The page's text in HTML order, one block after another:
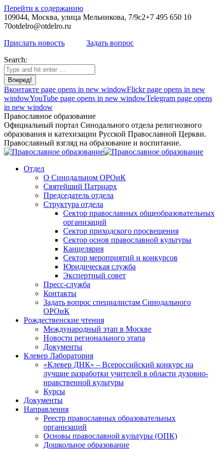
Перейти к содержанию
109044, Москва, улица Мельникова, 7/9с2+7 495 650 10
70otdelro@otdelro.ru
Прислать новость
Задать вопрос
Search:
Вконтакте page opens in new windowFlickr page opens in new
windowYouTube page opens in new windowTelegram page opens
in new window
Православное образование
Официальный портал Синодального отдела религиозного
образования и катехизации Русской Православной Церкви.
Православный взгляд на образование и воспитание.
Отдел
О Синодальном ОРОиК
Святейший Патриарх
Председатель отдела
Структура отдела
Сектор православных общеобразовательных
организаций
Сектор приходского просвещения
Сектор основ православной культуры
Канцелярия
Сектор мероприятий и конкурсов
Юридическая служба
Экспертный совет
Пресс-служба
Контакты
Задать вопрос специалистам Синодального
ОРОиК
Рождественские чтения
Международный этап в Москве
Новости регионального этапа
Документы
Клевер Лаборатория
«Клевер ДНК» – Всероссийский конкурс на
лучшие разработки учителей в области духовно-
нравственной культуры
Курсы
Документы
Направления
Реестр православных образовательных
организаций
Основы православной культуры (ОПК)
Дошкольное образование